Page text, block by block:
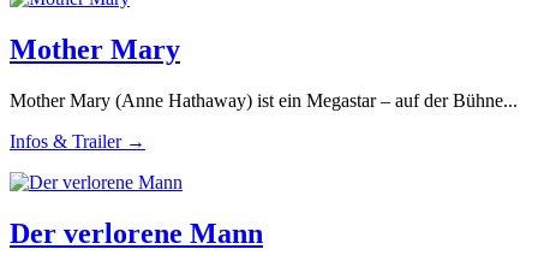
Mother Mary
Mother Mary (Anne Hathaway) ist ein Megastar – auf der Bühne...
Infos & Trailer →
Der verlorene Mann